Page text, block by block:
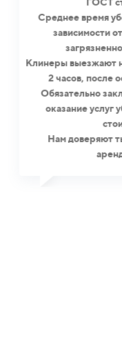
Среднее время
зависимости
Клинеры выезжают
2 часов, после
Обязательно
оказание услуг
Нам доверяют